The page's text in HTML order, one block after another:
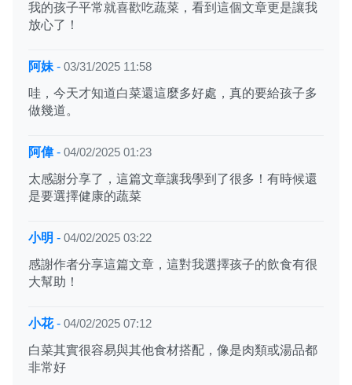
我的孩子平常就喜歡吃蔬菜，看到這個文章更是讓我
放心了！
阿妹 - 03/31/2025 11:58
哇，今天才知道白菜還這麼多好處，真的要給孩子多
做幾道。
阿偉- 04/02/2025 01:23
太感謝分享了，這篇文章讓我學到了很多！有時候還
是要選擇健康的蔬菜
小明 - 04/02/2025 03:22
感謝作者分享這篇文章，這對我選擇孩子的飲食有很
大幫助！
小花- 04/02/2025 07:12
白菜其實很容易與其他食材搭配，像是肉類或湯品都
非常好